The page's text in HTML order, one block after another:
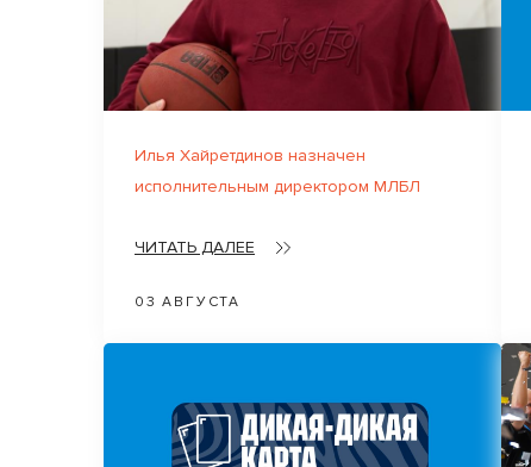
Илья Хайретдинов назначен
исполнительным директором МЛБЛ
ЧИТАТЬ ДАЛЕЕ
03 АВГУСТА